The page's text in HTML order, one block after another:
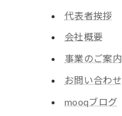
代表者挨拶
会社概要
事業のご案内
お問い合わせ
mooqブログ